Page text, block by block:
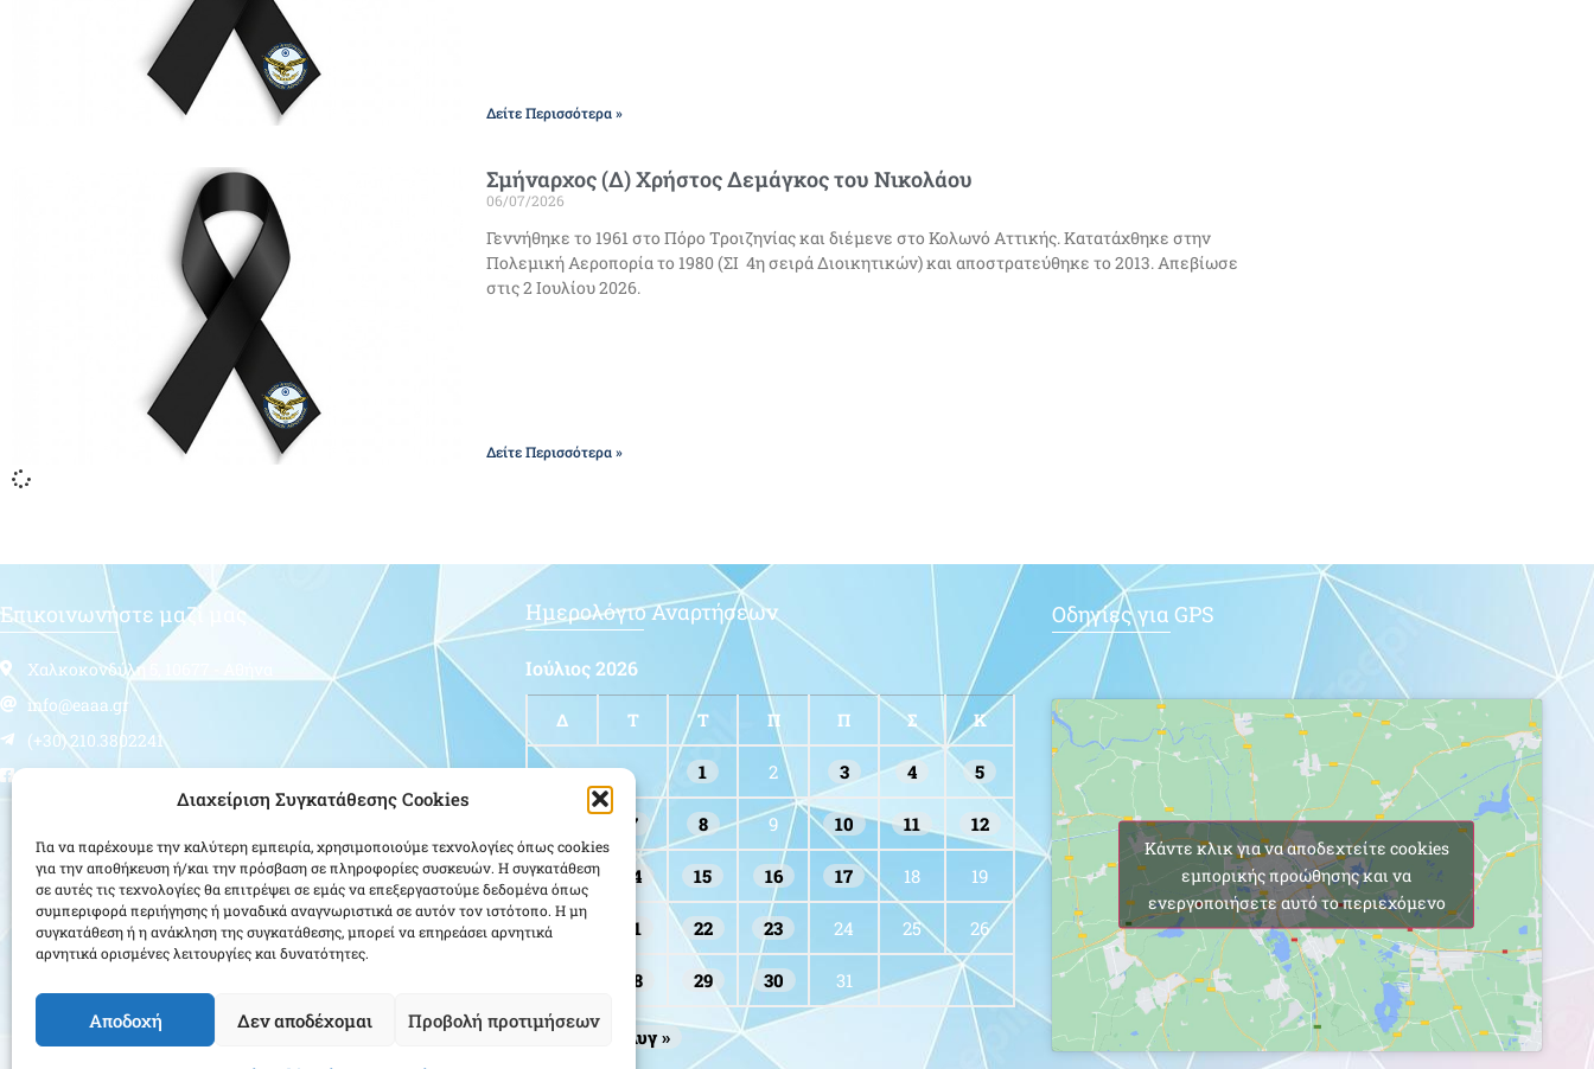
Διαχείριση Συγκατάθεσης Cookies
Για να παρέχουμε την καλύτερη εμπειρία, χρησιμοποιούμε τεχνολογίες όπως cookies
για την αποθήκευση ή/και την πρόσβαση σε πληροφορίες συσκευών. Η συγκατάθεση
σε αυτές τις τεχνολογίες θα επιτρέψει σε εμάς να επεξεργαστούμε δεδομένα όπως
συμπεριφορά περιήγησης ή μοναδικά αναγνωριστικά σε αυτόν τον ιστότοπο. Η μη
συγκατάθεση ή η ανάκληση της συγκατάθεσης, μπορεί να επηρεάσει αρνητικά
αρνητικά ορισμένες λειτουργίες και δυνατότητες.
Αποδοχή Δεν αποδέχομαι Προβολή προτιμήσεων
Δείτε Περισσότερα »
Σμήναρχος (Δ) Χρήστος Δεμάγκος του Νικολάου
06/07/2026
Γεννήθηκε το 1961 στο Πόρο Τροιζηνίας και διέμενε στο Κολωνό Αττικής. Κατατάχθηκε στην
Πολεμική Αεροπορία το 1980 (ΣΙ 4η σειρά Διοικητικών) και αποστρατεύθηκε το 2013. Απεβίωσε
στις 2 Ιουλίου 2026.
Δείτε Περισσότερα »
Επικοινωνήστε μαζί μας
Χαλκοκονδύλη 5, 10677 - Αθήνα
info@eaaa.gr
(+30) 210.3802241
Follow us
Ημερολόγιο Αναρτήσεων
Ιούλιος 2026
Δ Τ Τ Π Π Σ Κ
1 2 3 4 5
7 8 9 10 11 12
13 14 15 16 17 18 19
20 21 22 23 24 25 26
28 29 30 31
« Ιούν Αυγ »
Οδηγίες για GPS
Κάντε κλικ για να αποδεχτείτε cookies
εμπορικής προώθησης και να
ενεργοποιήσετε αυτό το περιεχόμενο